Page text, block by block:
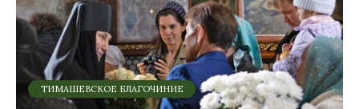
ТИМАШЕВСКОЕ БЛАГОЧИНИЕ